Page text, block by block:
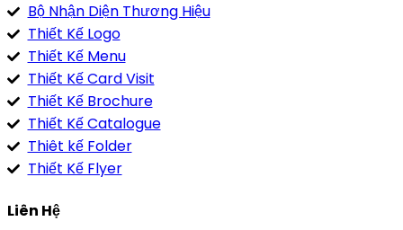
Bộ Nhận Diện Thương Hiệu
Thiết Kế Logo
Thiết Kế Menu
Thiết Kế Card Visit
Thiết Kế Brochure
Thiết Kế Catalogue
Thiêt kế Folder
Thiết Kế Flyer
Liên Hệ